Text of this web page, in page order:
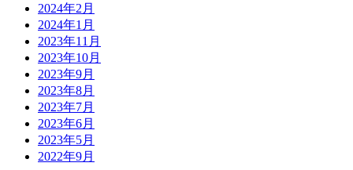
2024年2月
2024年1月
2023年11月
2023年10月
2023年9月
2023年8月
2023年7月
2023年6月
2023年5月
2022年9月